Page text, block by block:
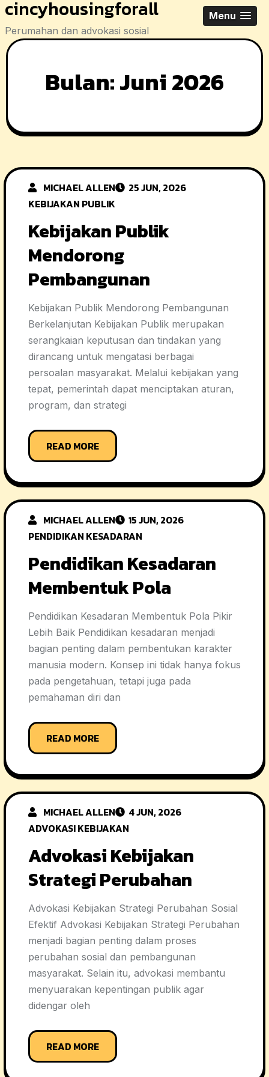
Skip
content
cincyhousingforall
Perumahan dan advokasi sosial
Menu
Bulan:Juni 2026
MICHAEL ALLEN
25 JUN, 2026
KEBIJAKAN PUBLIK
Kebijakan Publik
Mendorong
Pembangunan
Kebijakan Publik Mendorong Pembangunan
Berkelanjutan Kebijakan Publik merupakan
serangkaian keputusan dan tindakan yang
dirancang untuk mengatasi berbagai
persoalan masyarakat. Melalui kebijakan yang
tepat, pemerintah dapat menciptakan aturan,
program, dan strategi
READ MORE
MICHAEL ALLEN
15 JUN, 2026
PENDIDIKAN KESADARAN
Pendidikan Kesadaran
Membentuk Pola
Pendidikan Kesadaran Membentuk Pola Pikir
Lebih Baik Pendidikan kesadaran menjadi
bagian penting dalam pembentukan karakter
manusia modern. Konsep ini tidak hanya fokus
pada pengetahuan, tetapi juga pada
pemahaman diri dan
READ MORE
MICHAEL ALLEN
4 JUN, 2026
ADVOKASI KEBIJAKAN
Advokasi Kebijakan
Strategi Perubahan
Advokasi Kebijakan Strategi Perubahan Sosial
Efektif Advokasi Kebijakan Strategi Perubahan
menjadi bagian penting dalam proses
perubahan sosial dan pembangunan
masyarakat. Selain itu, advokasi membantu
menyuarakan kepentingan publik agar
didengar oleh
READ MORE